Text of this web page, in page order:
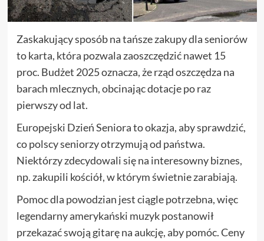
Zaskakujący sposób na tańsze zakupy dla seniorów
to karta, która pozwala zaoszczędzić nawet 15
proc. Budżet 2025 oznacza, że rząd oszczędza na
barach mlecznych, obcinając dotacje po raz
pierwszy od lat.
Europejski Dzień Seniora to okazja, aby sprawdzić,
co polscy seniorzy otrzymują od państwa.
Niektórzy zdecydowali się na interesowny biznes,
np. zakupili kościół, w którym świetnie zarabiają.
Pomoc dla powodzian jest ciągle potrzebna, więc
legendarny amerykański muzyk postanowił
przekazać swoją gitarę na aukcję, aby pomóc. Ceny